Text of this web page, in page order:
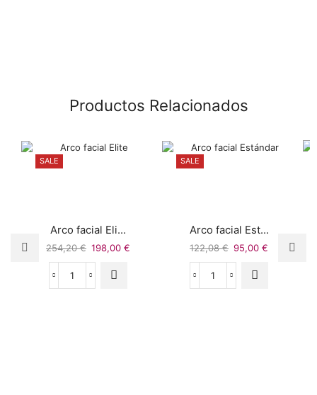
Productos Relacionados
SALE
Arco facial Eli...
254,20€ 198,00 €
SALE
Arco facial Est...
122,08€ 95,00 €